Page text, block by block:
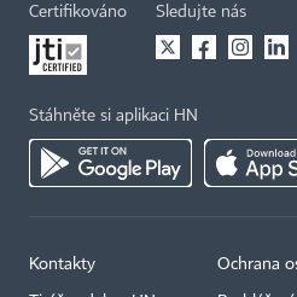
Certifikováno Sledujte nás
Stáhněte si aplikaci HN
Kontakty Ochrana